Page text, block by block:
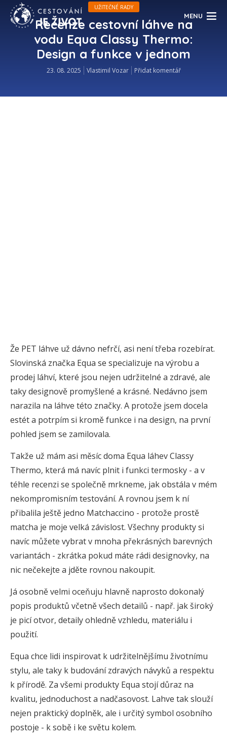
MENU
UŽITEČNÉ RADY
Recenze cestovní láhve na
vodu Equa Classy Thermo:
Design a funkce v jednom
23. 08. 2025 Vlastimil Vozar Přidat komentář
Že PET láhve už dávno nefrčí, asi není třeba rozebírat.
Slovinská značka Equa se specializuje na výrobu a
prodej láhví, které jsou nejen udržitelné a zdravé, ale
taky designově promyšlené a krásné. Nedávno jsem
narazila na láhve této značky. A protože jsem docela
estét a potrpím si kromě funkce i na design, na první
pohled jsem se zamilovala.
Takže už mám asi měsíc doma Equa láhev Classy
Thermo, která má navíc plnit i funkci termosky - a v
téhle recenzi se společně mrkneme, jak obstála v mém
nekompromisním testování. A rovnou jsem k ní
přibalila ještě jedno Matchaccino - protože prostě
matcha je moje velká závislost. Všechny produkty si
navíc můžete vybrat v mnoha překrásných barevných
variantách - zkrátka pokud máte rádi designovky, na
nic nečekejte a jděte rovnou nakoupit.
Já osobně velmi oceňuju hlavně naprosto dokonalý
popis produktů včetně všech detailů - např. jak široký
je picí otvor, detaily ohledně vzhledu, materiálu i
použití.
Equa chce lidi inspirovat k udržitelnějšímu životnímu
stylu, ale taky k budování zdravých návyků a respektu
k přírodě. Za všemi produkty Equa stojí důraz na
kvalitu, jednoduchost a nadčasovost. Lahve tak slouží
nejen praktický doplněk, ale i určitý symbol osobního
postoje - k sobě i ke světu kolem.